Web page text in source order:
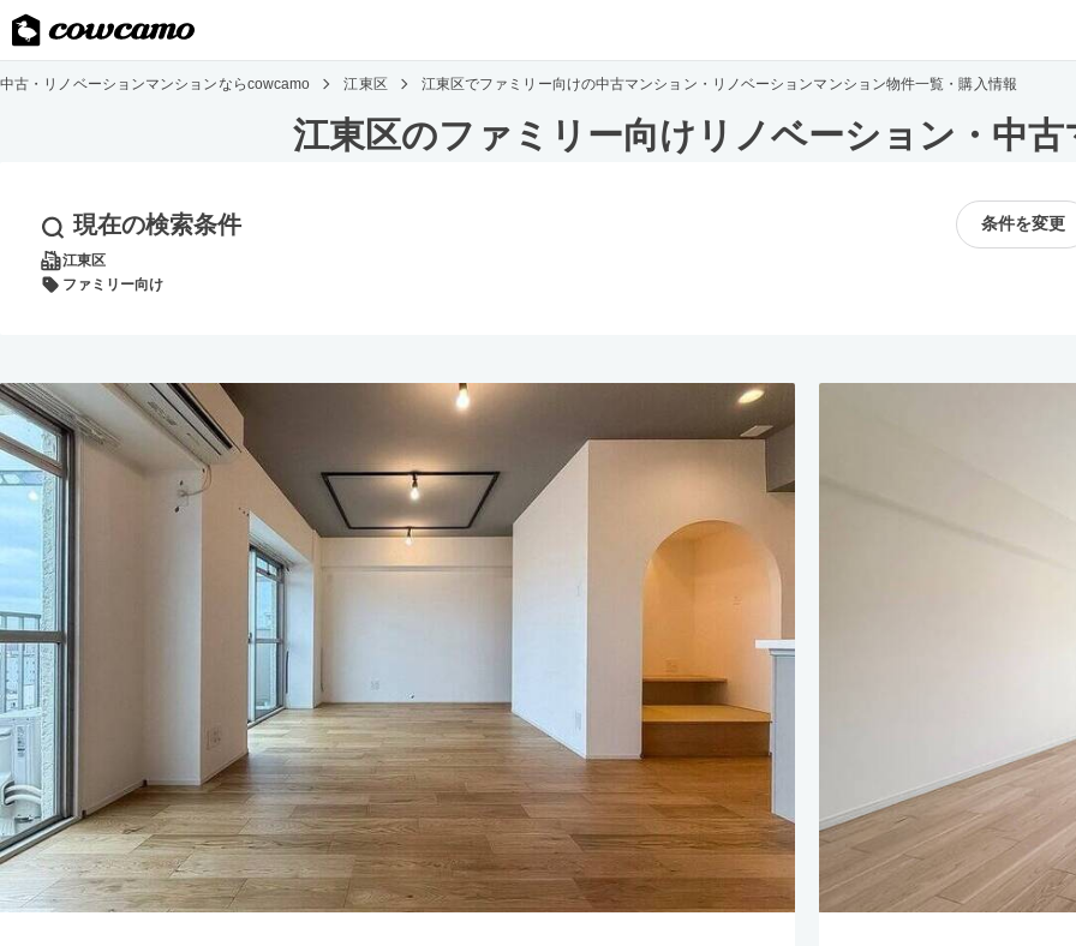
中古・リノベーションマンションならcowcamo 江東区 江東区でファミリー向けの中古マンション・リノベーションマンション物件一覧・購入情報
江東区のファミリー向けリノベーション・中
現在の検索条件 条件を変更
江東区
ファミリー向け